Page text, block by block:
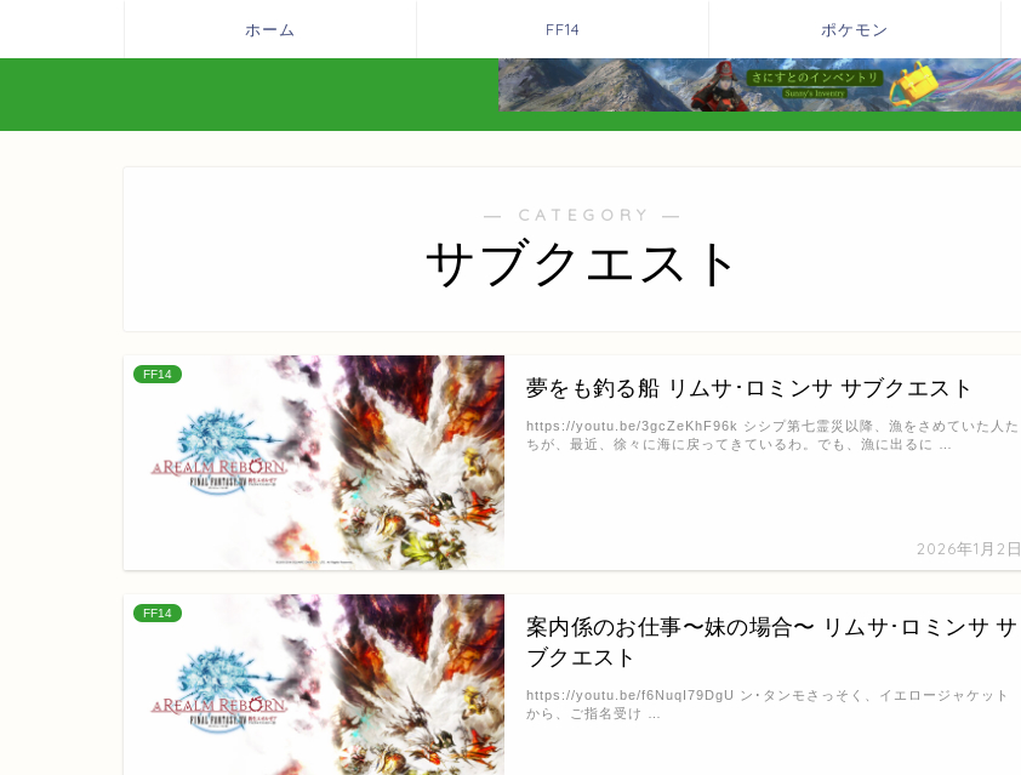
ホーム FF14 ポケモン
― CATEGORY ―
サブクエスト
FF14
夢をも釣る船 リムサ･ロミンサ サブクエスト
2026年1月2日
https://youtu.be/3gcZeKhF96k シシプ第七霊災以降、漁をさめていた人た
ちが、最近、徐々に海に戻ってきているわ。でも、漁に出るに …
FF14
案内係のお仕事〜妹の場合〜 リムサ･ロミンサ サ
ブクエスト
https://youtu.be/f6NuqI79DgU ン･タンモさっそく、イエロージャケット
から、ご指名受け …